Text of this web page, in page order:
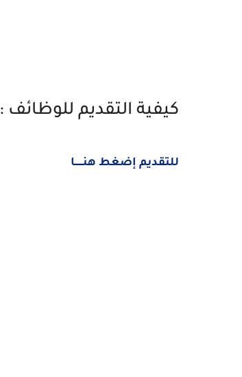
كيفية التقديم للوظائف :
للتقديم إضغط هنــــــا